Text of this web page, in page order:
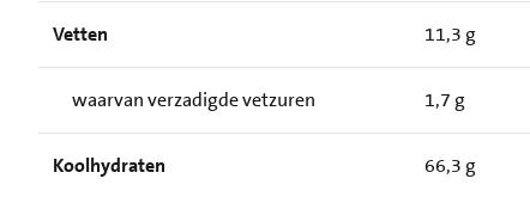
Vetten 11,3 g
waarvan verzadigde vetzuren 1,7 g
Koolhydraten 66,3 g